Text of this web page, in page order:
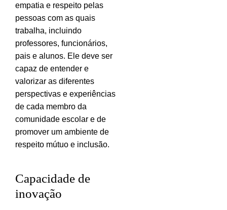
empatia e respeito pelas
pessoas com as quais
trabalha, incluindo
professores, funcionários,
pais e alunos. Ele deve ser
capaz de entender e
valorizar as diferentes
perspectivas e experiências
de cada membro da
comunidade escolar e de
promover um ambiente de
respeito mútuo e inclusão.
Capacidade de
inovação